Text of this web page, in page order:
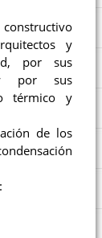
y
por sus
y por sus
térmico y
de los